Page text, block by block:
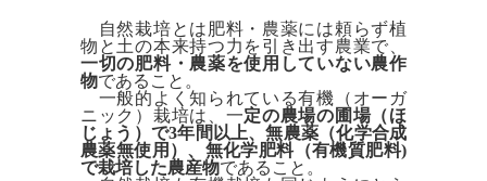
自然栽培とは肥料・農薬には頼らず植
物と土の本来持つ力を引き出す農業で、
一切の肥料・農薬を使用していない農作
物であること。
一般的よく知られている有機（オーガ
ニック）栽培は
、一定の農場の圃場（ほ
じょう）で3年間以上、無農薬（化学合成
農薬無使用）、無化学肥料（有機質肥料)
で栽培した農産物であること。